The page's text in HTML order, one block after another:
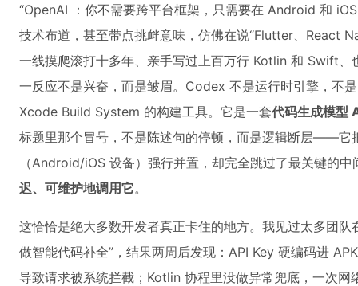
“OpenAI ：你不需要跨平台框架，只需要在 Android 和
技术布道，甚至带点挑衅意味，仿佛在说“Flutter、React
一线摸爬滚打十多年、亲手写过上百万行 Kotlin 和 Swift、
一反应不是兴奋，而是皱眉。Codex 不是运行时引擎，不
Xcode Build System 的构建工具。它是一套代码生成模型
标题里那个冒号，不是陈述句的停顿，而是逻辑断层——它
（Android/iOS 设备）强行并置，却完全跳过了最关键的中
迟、可维护地调用它。
这恰恰是绝大多数开发者真正卡住的地方。我见过太多团
做智能代码补全”，结果两周后发现：API Key 硬编码进
导致请求被系统拦截；Kotlin 协程里没做异常兜底，一次